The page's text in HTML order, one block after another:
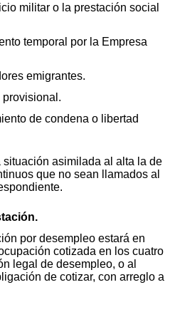
militar o la prestación social
temporal por la Empresa
emigrantes.
de condena o libertad
asimilada al alta la de
que no sean llamados al
por desempleo estará en
cotizada en los cuatro
legal de desempleo, o al
de cotizar, con arreglo a